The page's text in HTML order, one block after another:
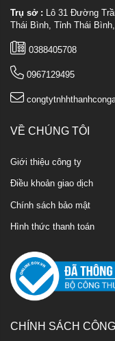
Trụ sở : Lô 31 Đường
Thái Bình, Tỉnh Thái
0388405708
0967129495
VỀ CHÚNG TÔI
Giới thiệu công ty
Điều khoản giao dịch
Chính sách bảo mật
Hình thức thanh toán
CHÍNH SÁCH